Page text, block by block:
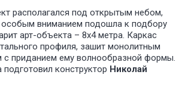
У НАС
ДЛЯ
располагался под открытым небом,
вниманием подошла к подбору
арт-объекта – 8х4 метра. Каркас
профиля, зашит монолитным
с приданием ему волнообразной формы.
подготовил конструктор Николай